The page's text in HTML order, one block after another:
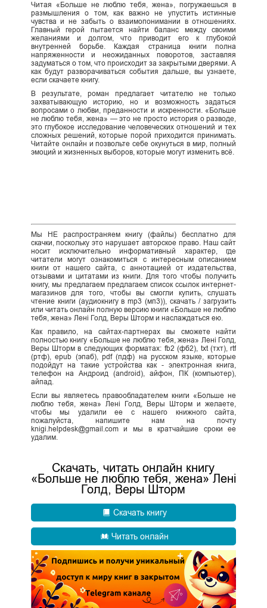
Читая «Больше не люблю тебя, жена», погружаешься в
размышления о том, как важно не упустить истинные
чувства и не забыть о взаимопонимании в отношениях.
Главный герой пытается найти баланс между своими
желаниями и долгом, что приводит его к глубокой
внутренней борьбе. Каждая страница книги полна
напряженности и неожиданных поворотов, заставляя
задуматься о том, что происходит за закрытыми дверями. А
как будут разворачиваться события дальше, вы узнаете,
если скачаете книгу.
В результате, роман предлагает читателю не только
захватывающую историю, но и возможность задаться
вопросами о любви, преданности и искренности. «Больше
не люблю тебя, жена» — это не просто история о разводе,
это глубокое исследование человеческих отношений и тех
сложных решений, которые порой приходится принимать.
Читайте онлайн и позвольте себе окунуться в мир, полный
эмоций и жизненных выборов, которые могут изменить всё.
Мы НЕ распространяем книгу (файлы) бесплатно для
скачки, поскольку это нарушает авторское право. Наш сайт
носит исключительно информативный характер, где
читатели могут ознакомиться с интересным описанием
книги от нашего сайта, с аннотацией от издательства,
отзывами и цитатами из книги. Для того чтобы получить
книгу, мы предлагаем предлагаем список ссылок интернет-
магазинов для того, чтобы вы смогли купить, слушать
чтение книги (аудиокнигу в mp3 (мп3)), скачать / загрузить
или читать онлайн полную версию книги «Больше не люблю
тебя, жена» Лені Голд, Веры Шторм и наслаждаться ею.
Как правило, на сайтах-партнерах вы сможете найти
полностью книгу «Больше не люблю тебя, жена» Лені Голд,
Веры Шторм в следующих форматах: fb2 (фб2), txt (тхт), rtf
(ртф), epub (эпаб), pdf (пдф) на русском языке, которые
подойдут на такие устройства как - электронная книга,
телефон на Андроид (android), айфон, ПК (компьютер),
айпад.
Если вы являетесь правообладателем книги «Больше не
люблю тебя, жена» Лені Голд, Веры Шторм и желаете,
чтобы мы удалили ее с нашего книжного сайта,
пожалуйста, напишите нам на почту
knigi.helpdesk@gmail.com и мы в кратчайшие сроки ее
удалим.
Скачать, читать онлайн книгу
«Больше не люблю тебя, жена» Лені
Голд, Веры Шторм
Скачать книгу
Читать онлайн